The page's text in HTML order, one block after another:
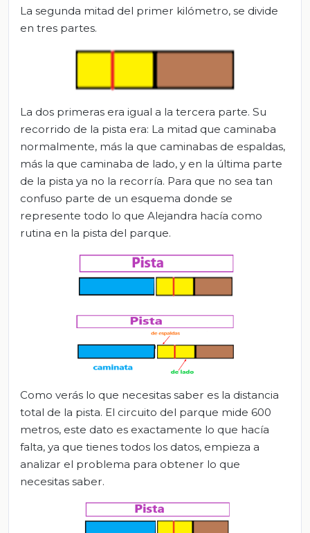
La segunda mitad del primer kilómetro, se divide
en tres partes.
La dos primeras era igual a la tercera parte. Su
recorrido de la pista era: La mitad que caminaba
normalmente, más la que caminabas de espaldas,
más la que caminaba de lado, y en la última parte
de la pista ya no la recorría. Para que no sea tan
confuso parte de un esquema donde se
represente todo lo que Alejandra hacía como
rutina en la pista del parque.
Como verás lo que necesitas saber es la distancia
total de la pista. El circuito del parque mide 600
metros, este dato es exactamente lo que hacía
falta, ya que tienes todos los datos, empieza a
analizar el problema para obtener lo que
necesitas saber.